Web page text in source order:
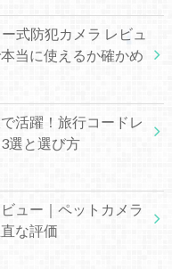
式防犯カメラ レビュ
当に使えるか確かめ
活躍！旅行コードレ
選と選び方
ュー｜ペットカメラ
な評価